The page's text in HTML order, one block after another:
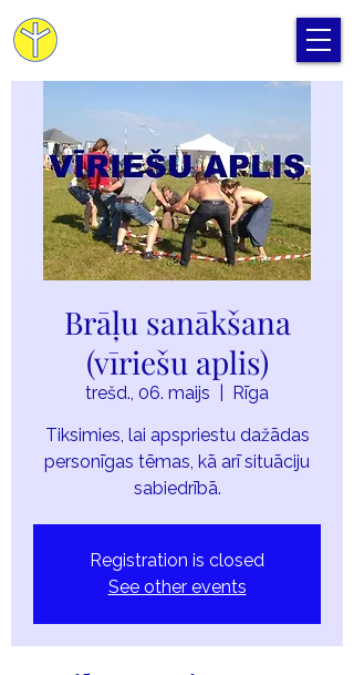
Brāļu sanākšana
(vīriešu aplis)
trešd., 06. maijs
Rīga
Tiksimies, lai apspriestu dažādas
personīgas tēmas, kā arī situāciju
sabiedrībā.
Registration is closed
See other events